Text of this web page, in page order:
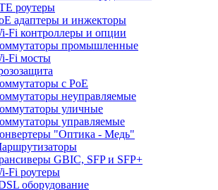
роутеры
адаптеры и инжекторы
Fi контроллеры и опции
промышленные
Fi мосты
c PoE
неуправляемые
уличные
управляемые
"Оптика - Медь"
GBIC, SFP и SFP+
Fi роутеры
оборудование